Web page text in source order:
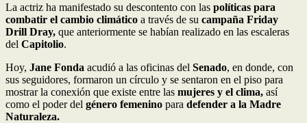
La actriz ha manifestado su descontento con las políticas para
combatir el cambio climático a través de su campaña Friday
Drill Dray, que anteriormente se habían realizado en las escaleras
del Capitolio.
Hoy, Jane Fonda acudió a las oficinas del Senado, en donde, con
sus seguidores, formaron un círculo y se sentaron en el piso para
mostrar la conexión que existe entre las mujeres y el clima, así
como el poder del género femenino para defender a la Madre
Naturaleza.